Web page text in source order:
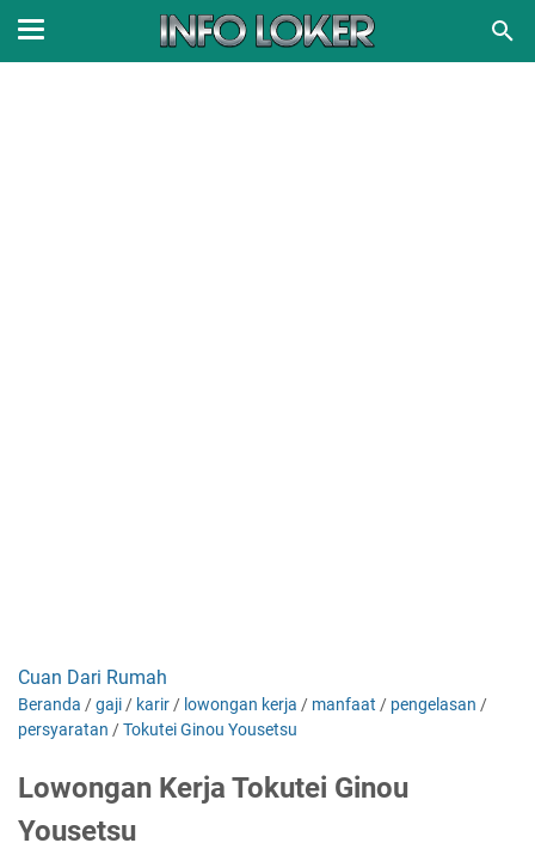
Cuan Dari Rumah
Beranda /gaji / karir / lowongan kerja / manfaat / pengelasan /
persyaratan /Tokutei Ginou Yousetsu
Lowongan Kerja Tokutei Ginou
Yousetsu